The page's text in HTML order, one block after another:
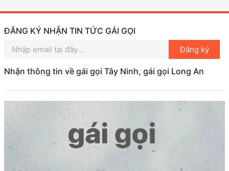
những cô gái trẻ trung, năng động cho đến những
người phụ nữ từng trải, điềm đạm. Dịch vụ gái gọi ở
đây không chỉ đầy đủ từ hình thức đến chất lượng
mà còn đem lại cho bạn những trải nghiệm chưa
Điều đặc biệt khiến Trảng Bàng trở thành thiên
đường tình dục ăn chơi là sự hiện diện của rất nhiều
“hàng ngon” với mức giá phải chăng. Bạn có thể dễ
dàng tìm thấy các cô gái xinh đẹp, quyến rũ với giá
cả hợp lý ngay cả khi bạn có ngân sách hạn chế.
Không cần phải chi quá nhiều tiền, bạn vẫn có thể
ĐĂNG KÝ NHẬN TIN TỨC GÁI GỌI
Đăng ký
Nhận thông tin về gái gọi Tây Ninh, gái gọi Long An